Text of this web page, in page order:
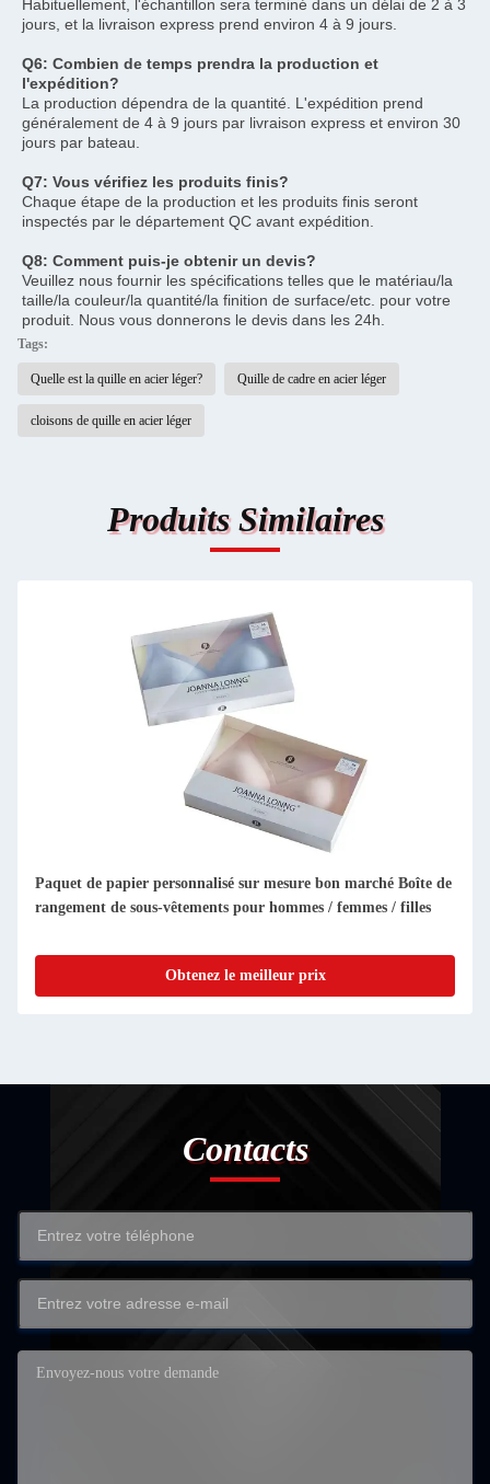
Habituellement, l'échantillon sera terminé dans un délai de 2 à 3
jours, et la livraison express prend environ 4 à 9 jours.
Q6: Combien de temps prendra la production et
l'expédition?
La production dépendra de la quantité. L'expédition prend
généralement de 4 à 9 jours par livraison express et environ 30
jours par bateau.
Q7: Vous vérifiez les produits finis?
Chaque étape de la production et les produits finis seront
inspectés par le département QC avant expédition.
Q8: Comment puis-je obtenir un devis?
Veuillez nous fournir les spécifications telles que le matériau/la
taille/la couleur/la quantité/la finition de surface/etc. pour votre
produit. Nous vous donnerons le devis dans les 24h.
Tags:
Quelle est la quille en acier léger? Quille de cadre en acier léger
cloisons de quille en acier léger
Produits Similaires
Carton d'invitation de luxe mariage haut de gamme boîte
cadeau en carton avec porte ouverte double boîte d'emballage
Obtenez le meilleur prix
Contacts